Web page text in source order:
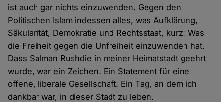
ist auch gar nichts einzuwenden. Gegen den
Politischen Islam indessen alles, was Aufklärung,
Säkularität, Demokratie und Rechtsstaat, kurz: Was
die Freiheit gegen die Unfreiheit einzuwenden hat.
Dass Salman Rushdie in meiner Heimatstadt geehrt
wurde, war ein Zeichen. Ein Statement für eine
offene, liberale Gesellschaft. Ein Tag, an dem ich
dankbar war, in dieser Stadt zu leben.